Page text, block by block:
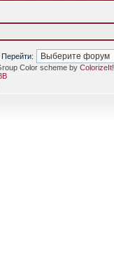
Перейти:
Color scheme by ColorizeIt!